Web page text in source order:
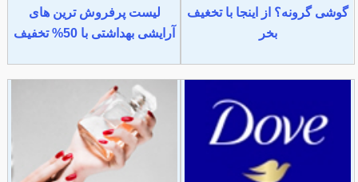
گوشی گرونه؟ از اینجا با تخغیف
بخر
لیست پرفروش ترین های
آرایشی بهداشتی با 50% تخفیف